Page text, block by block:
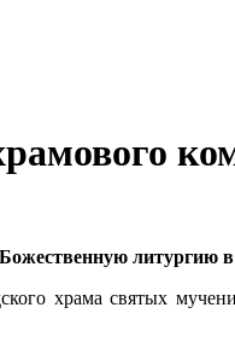
литургию
храма святых